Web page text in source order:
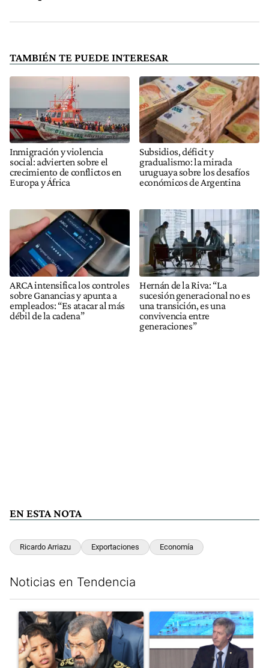
TAMBIÉN TE PUEDE INTERESAR
Inmigración y violencia
social: advierten sobre el
crecimiento de conflictos en
Europa y África
Subsidios, déficit y
gradualismo: la mirada
uruguaya sobre los desafíos
económicos de Argentina
ARCA intensifica los controles
sobre Ganancias y apunta a
empleados: “Es atacar al más
débil de la cadena”
Hernán de la Riva: “La
sucesión generacional no es
una transición, es una
convivencia entre
generaciones”
EN ESTA NOTA
Ricardo Arriazu Exportaciones Economía
Noticias en Tendencia
Un artículo de tendencia con el título "Irán nombró al ideólogo
Un artículo de tendencia